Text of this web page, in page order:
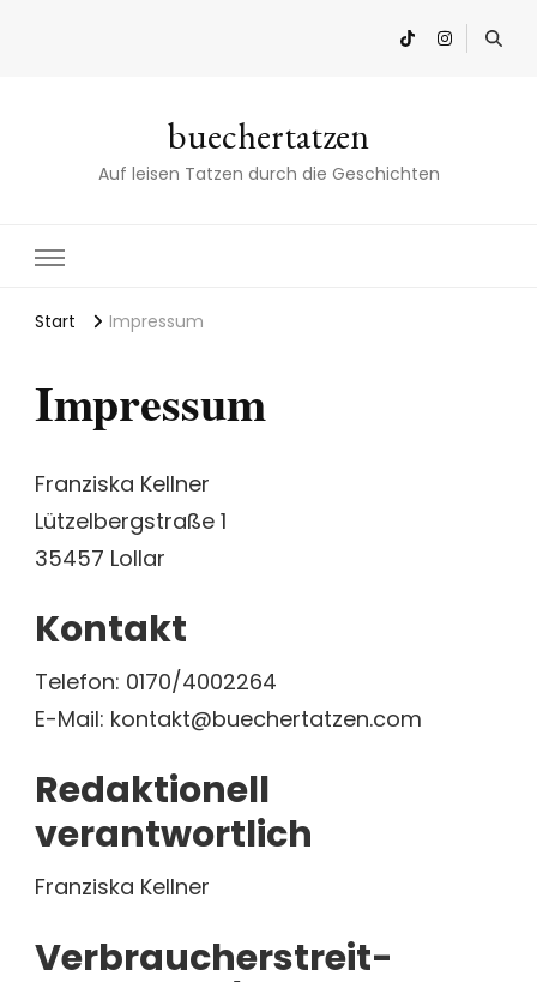
buechertatzen
Auf leisen Tatzen durch die Geschichten
Start Impressum
Impressum
Franziska Kellner
Lützelbergstraße 1
35457 Lollar
Kontakt
Telefon: 0170/4002264
E-Mail: kontakt@buechertatzen.com
Redaktionell
verantwortlich
Franziska Kellner
Verbraucher­streit­